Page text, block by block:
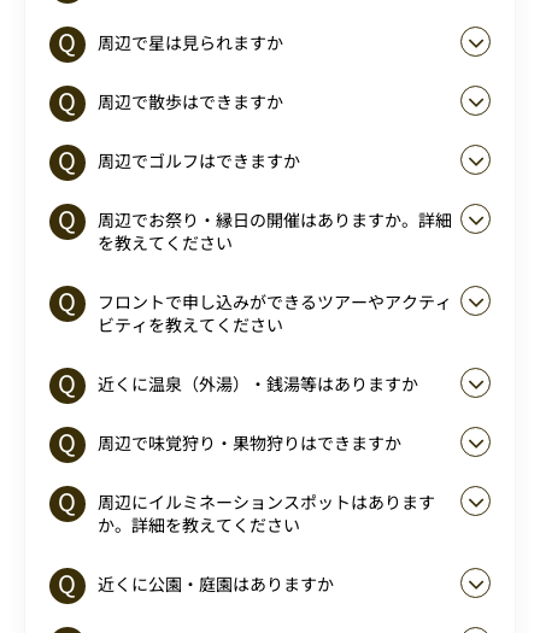
周辺で星は見られますか
周辺で散歩はできますか
周辺でゴルフはできますか
周辺でお祭り・縁日の開催はありますか。詳細
を教えてください
フロントで申し込みができるツアーやアクティ
ビティを教えてください
近くに温泉（外湯）・銭湯等はありますか
周辺で味覚狩り・果物狩りはできますか
周辺にイルミネーションスポットはあります
か。詳細を教えてください
近くに公園・庭園はありますか